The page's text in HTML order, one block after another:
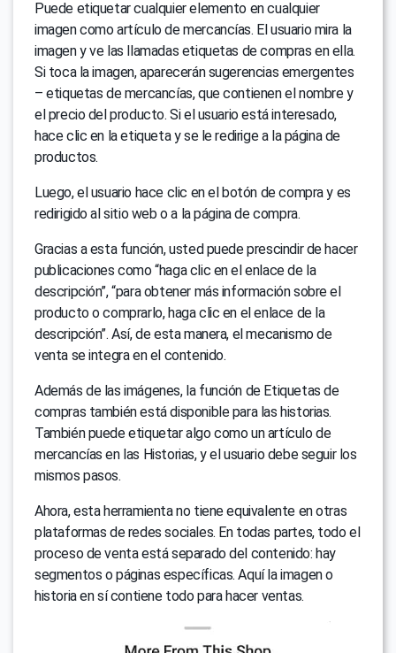
Puede etiquetar cualquier elemento en cualquier
imagen como artículo de mercancías. El usuario mira la
imagen y ve las llamadas etiquetas de compras en ella.
Si toca la imagen, aparecerán sugerencias emergentes
– etiquetas de mercancías, que contienen el nombre y
el precio del producto. Si el usuario está interesado,
hace clic en la etiqueta y se le redirige a la página de
productos.
Luego, el usuario hace clic en el botón de compra y es
redirigido al sitio web o a la página de compra.
Gracias a esta función, usted puede prescindir de hacer
publicaciones como “haga clic en el enlace de la
descripción”, “para obtener más información sobre el
producto o comprarlo, haga clic en el enlace de la
descripción”. Así, de esta manera, el mecanismo de
venta se integra en el contenido.
Además de las imágenes, la función de Etiquetas de
compras también está disponible para las historias.
También puede etiquetar algo como un artículo de
mercancías en las Historias, y el usuario debe seguir los
mismos pasos.
Ahora, esta herramienta no tiene equivalente en otras
plataformas de redes sociales. En todas partes, todo el
proceso de venta está separado del contenido: hay
segmentos o páginas específicas. Aquí la imagen o
historia en sí contiene todo para hacer ventas.